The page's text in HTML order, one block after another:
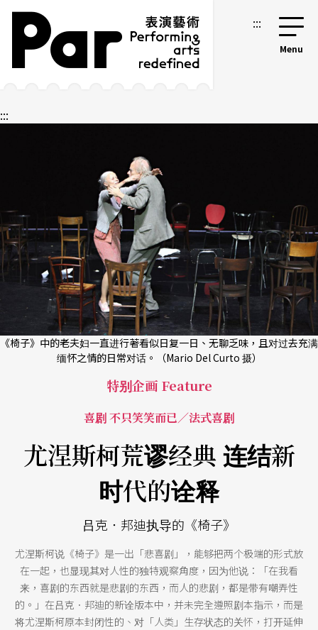
跳到主要内容区块
网站导览 :::
:::
《椅子》中的老夫妇一直进行著看似日复一日、无聊乏味，且对过去充满
缅怀之情的日常对话。（Mario Del Curto 摄）
特别企画 Feature
喜剧 不只笑笑而已／法式喜剧
尤涅斯柯荒谬经典 连结新
时代的诠释
吕克．邦迪执导的《椅子》
尤涅斯柯说《椅子》是一出「悲喜剧」，能够把两个极端的形式放
在一起，也显现其对人性的独特观察角度，因为他说：「在我看
来，喜剧的东西就是悲剧的东西，而人的悲剧，都是带有嘲弄性
的。」在吕克．邦迪的新诠版本中，并未完全遵照剧本指示，而是
将尤涅斯柯原本封闭性的、对「人类」生存状态的关怀，打开延伸